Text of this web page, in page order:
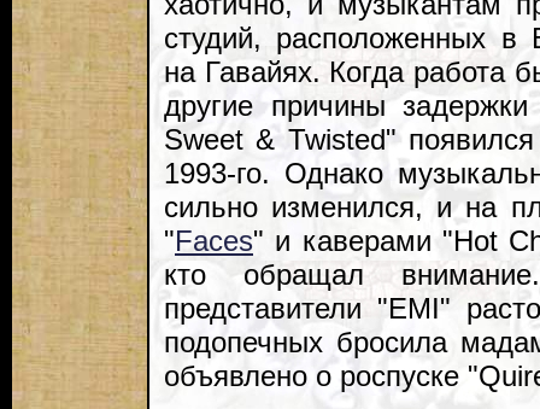
студий, расположенных
на Гавайях. Когда работа
другие причины
Sweet & Twisted"
1993-го. Однако
сильно изменился, и на
"Faces" и каверами "Hot
кто обращал
представители "EMI"
подопечных бросила
объявлено о роспуске